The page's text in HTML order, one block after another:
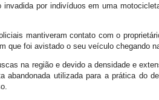
invadida por indivíduos em uma
mantiveram contato com o
que foi avistado o seu veículo chegando
na região e devido a densidade e
abandonada utilizada para a prática do